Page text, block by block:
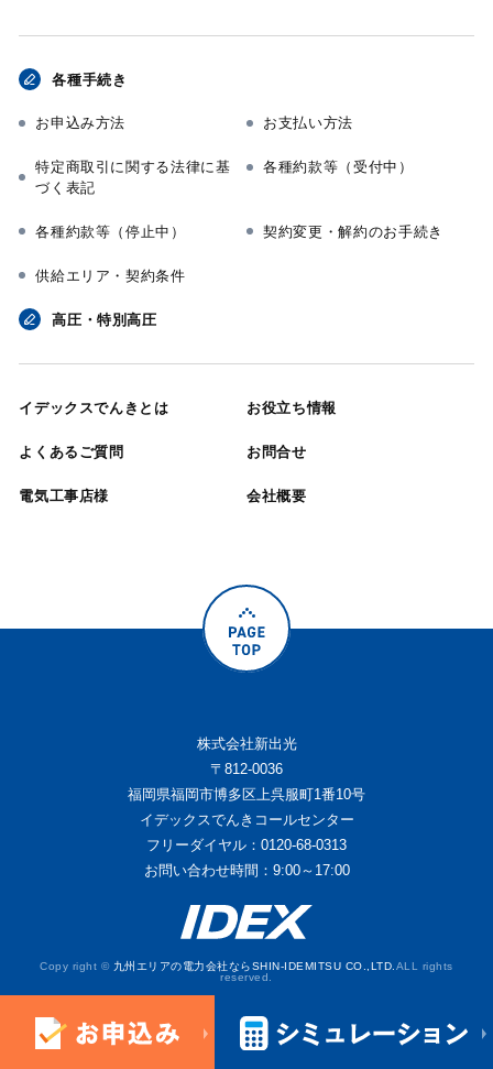
各種手続き
お申込み方法 お支払い方法
特定商取引に関する法律に基
づく表記
各種約款等（受付中）
各種約款等（停止中） 契約変更・解約のお手続き
供給エリア・契約条件
高圧・特別高圧
イデックスでんきとは お役立ち情報
よくあるご質問 お問合せ
電気工事店様 会社概要
株式会社新出光
〒812-0036
福岡県福岡市博多区上呉服町1番10号
イデックスでんきコールセンター
フリーダイヤル：0120-68-0313
お問い合わせ時間：9:00～17:00
Copy right © 九州エリアの電力会社ならSHIN-IDEMITSU CO.,LTD. ALL rights
reserved.